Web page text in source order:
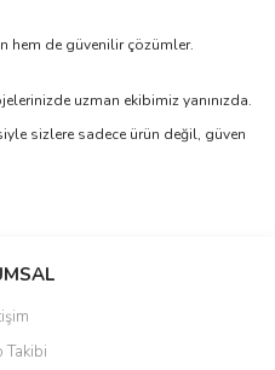
hem de güvenilir çözümler.
uzman ekibimiz yanınızda.
sizlere sadece ürün değil, güven
siz yapın!
görüntülenemiyor.
Takibi